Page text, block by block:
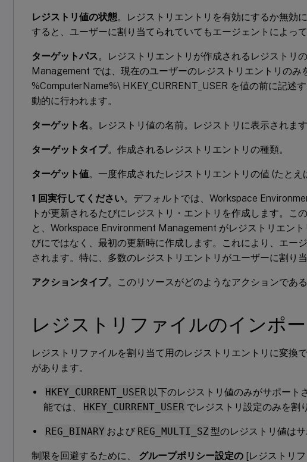
レジストリ値の状態。レジストリエントリを有効にするか無効
すると、ユーザーに割り当てられていてもエージェントによって
ターゲットパス 。レジストリエントリが作成されるレジストリ
Management では、現在のユーザーのレジストリエントリのみ
%ComputerName%\ HKEY_CURRENT_USER を値の前に記述
動的に行われます。
ターゲット名 。レジストリ値の名前。レジストリに表示されま
ターゲットタイプ。作成されるレジストリエントリの種類。
ターゲット値。一度作成されたレジストリエントリの値 (たと
1 回実行してください。デフォルトでは、Workspace
トが更新されるたびにレジストリ・エントリを作成します。こ
と、Workspace Environment Management がレジストリエント
びにではなく、最初の更新時に作成します。これにより、エー
されます。特に、多数のレジストリエントリがユーザーに割り
アクションタイプ。このリソースがどのようなアクションであ
レジストリファイルのインポー
レジストリファイルを割り当て用のレジストリエントリに変換
があります。
HKEY_CURRENT_USER 以下のレジストリ値のみがサポート
能では、
HKEY_CURRENT_USER でレジストリ設定のみを割
REG_BINARY および REG_MULTI_SZ 型のレジストリ値は
制限を回避するために、 グループポリシー設定の [レジストリ